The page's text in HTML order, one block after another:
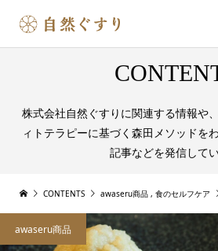
株式会社自然ぐすりに関連する情報や
ィトテラピーに基づく森田メソッドを
記事などを発信して
CONTENTS awaseru商品 , 食のセルフケア
awaseru商品